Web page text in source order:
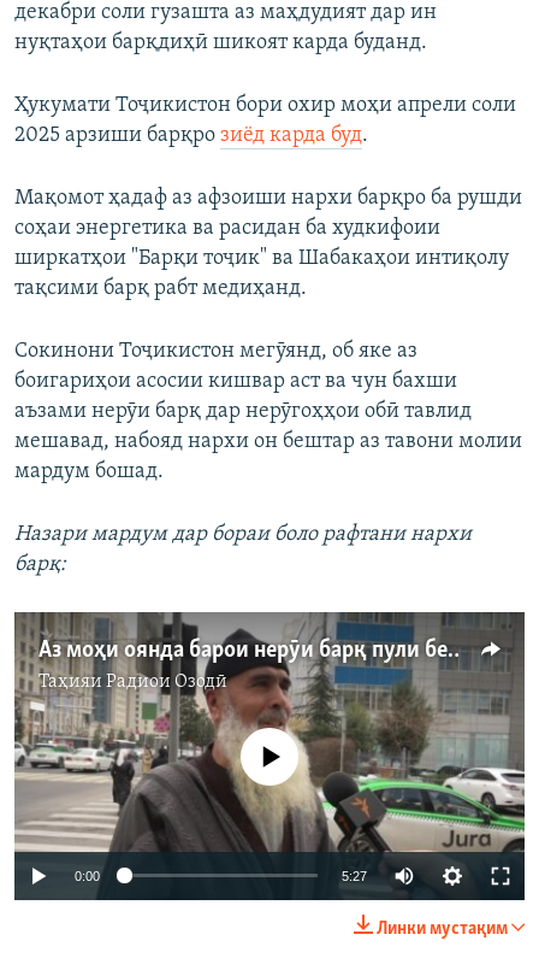
декабри соли гузашта аз маҳдудият дар ин
нуқтаҳои барқдиҳӣ шикоят карда буданд.
Ҳукумати Тоҷикистон бори охир моҳи апрели соли
2025 арзиши барқро зиёд карда буд.
Мақомот ҳадаф аз афзоиши нархи барқро ба рушди
соҳаи энергетика ва расидан ба худкифоии
ширкатҳои "Барқи тоҷик" ва Шабакаҳои интиқолу
тақсими барқ рабт медиҳанд.
Сокинони Тоҷикистон мегӯянд, об яке аз
боигариҳои асосии кишвар аст ва чун бахши
аъзами нерӯи барқ дар нерӯгоҳҳои обӣ тавлид
мешавад, набояд нархи он бештар аз тавони молии
мардум бошад.
Назари мардум дар бораи боло рафтани нархи
барқ:
Аз моҳи оянда барои нерӯи барқ пули бештар медиҳед
Таҳияи Радиои Озодӣ
Феълан кор намекунад
0:00 5:27
Линки мустақим